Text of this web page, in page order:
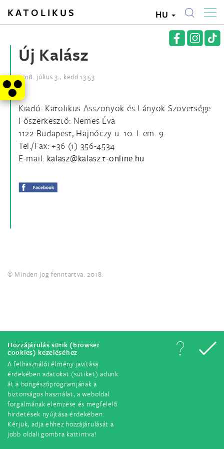
Hozzájárulás sütik (browser
cookies) kezeléséhez
A felhasználói élmény javítása
érdekében adatokat (sütiket) adunk
át a böngészőprogramjának a
biztonságos használat, a weboldal
forgalmának elemzése és megfelelő
hirdetések nyújtása érdekében.
Kérjük, adja ehhez hozzájárulását a
jobb oldali gombra kattintva!
KATOLIKUS HU
Új Kalász
2018. július 3., kedd 13:53
Kiadó: Katolikus Asszonyok és Lányok Szövetsége
Főszerkesztő: Nemes Éva
1122 Budapest, Hajnóczy u. 10. I. em. 9.
Tel./Fax: +36 (1) 356-4534
E-mail:
© Minden jog fenntartva. 2018.